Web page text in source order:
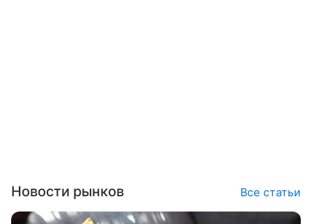
Новости рынков Все статьи